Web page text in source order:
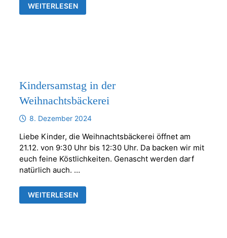
KOMM
INS
PFARRHAUS!
WEITERLESEN
Kindersamstag in der
Weihnachtsbäckerei
8. Dezember 2024
Liebe Kinder, die Weihnachtsbäckerei öffnet am
21.12. von 9:30 Uhr bis 12:30 Uhr. Da backen wir mit
euch feine Köstlichkeiten. Genascht werden darf
natürlich auch. …
KINDERSAMSTAG
IN
DER
WEITERLESEN